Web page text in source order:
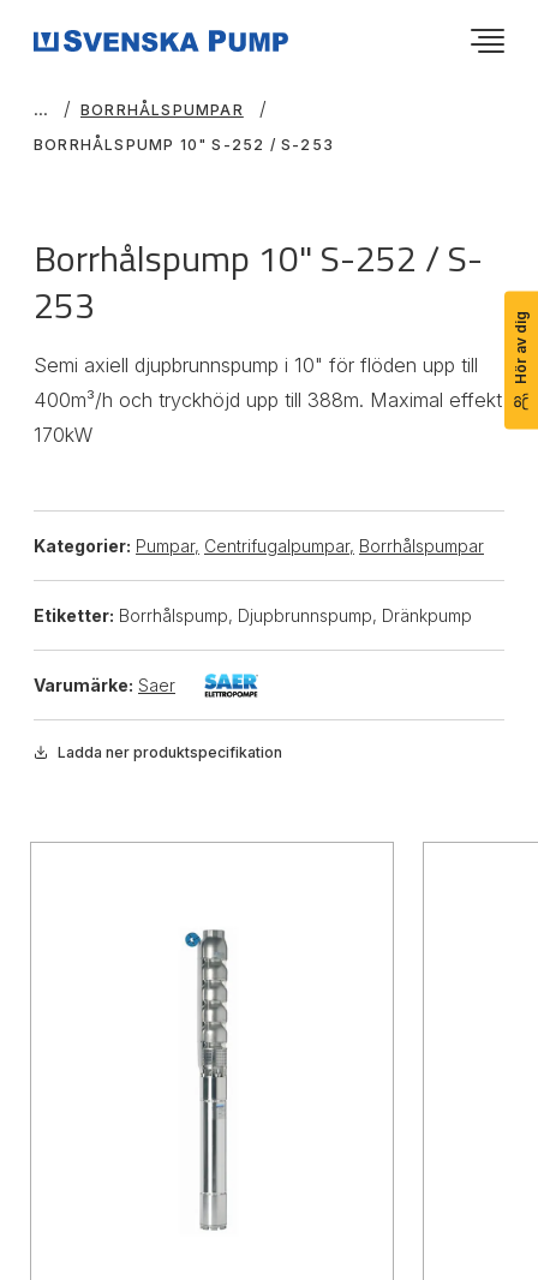
Hör av dig
BORRHÅLSPUMPAR
BORRHÅLSPUMP 10" S-252 / S-253
Borrhålspump 10" S-252 / S-
253
Semi axiell djupbrunnspump i 10" för flöden upp till
400m³/h och tryckhöjd upp till 388m. Maximal effekt
170kW
Kategorier: Pumpar, Centrifugalpumpar, Borrhålspumpar
Etiketter: Borrhålspump, Djupbrunnspump, Dränkpump
Varumärke: Saer
Ladda ner produktspecifikation